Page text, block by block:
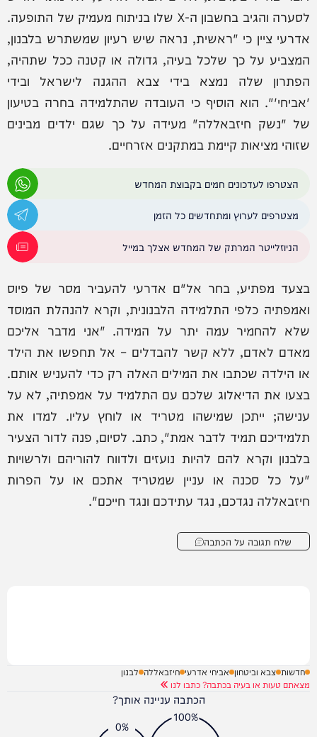
לסערה והגיב בחשבון ה-X שלו בניתוח מעמיק של התופעה.
אדרעי ציין כי "ראשית, נראה שיש רעיון שמשתרש בלבנון,
המצביע על כך שלכל בעיה, גדולה או קטנה ככל שתהיה,
הפתרון שלה נמצא בידי צבא ההגנה לישראל ובידי
'אביחי'". הוא הוסיף כי העובדה שהתלמידה בחרה בטיעון
של "נשק חיזבאללה" מעידה על כך שגם ילדים מבינים
שזוהי מציאות קיימת במתקנים אזרחיים.
הצטרפו לעדכונים חמים בקבוצת המחדש
מצטרפים לערוץ ומתחדשים כל הזמן
הניוזלייטר המרתק של המחדש אצלך במייל
בצעד מפתיע, בחר אל"ם אדרעי להעביר מסר של פיוס
ואמפתיה כלפי התלמידה הלבנונית, וקרא להנהלת המוסד
שלא להחמיר עמה יתר על המידה. "אני מדבר אליכם
מאדם לאדם, ללא קשר להבדלים – אל תחפשו את הילד
או הילדה שכתבו את המילים האלה רק כדי להעניש אותם.
בצעו את הדיאלוג שלכם עם התלמיד על אמפתיה, לא על
ענישה; ייתכן שמישהו מטריד או לוחץ עליו. למדו את
תלמידיכם תמיד לדבר אמת", כתב. לסיום, פנה לדור הצעיר
בלבנון וקרא להם להיות נועזים ולדווח להוריהם ולרשויות
"על כל סכנה או עניין שמטריד אתכם או על הפרות
חיזבאללה נגדכם, נגד עתידכם ונגד חייכם".
שלח תגובה על הכתבה
חדשות צבא וביטחון אביחי אדרעי חיזבאללה לבנון
מצאתם טעות או בעיה בכתבה? כתבו לנו
הכתבה עניינה אותך?
100%
0%